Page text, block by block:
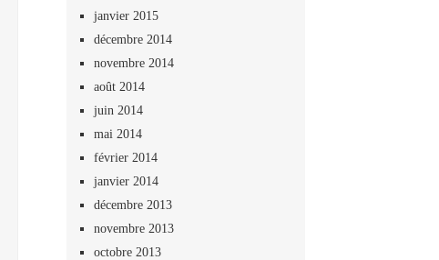
janvier 2015
décembre 2014
novembre 2014
août 2014
juin 2014
mai 2014
février 2014
janvier 2014
décembre 2013
novembre 2013
octobre 2013